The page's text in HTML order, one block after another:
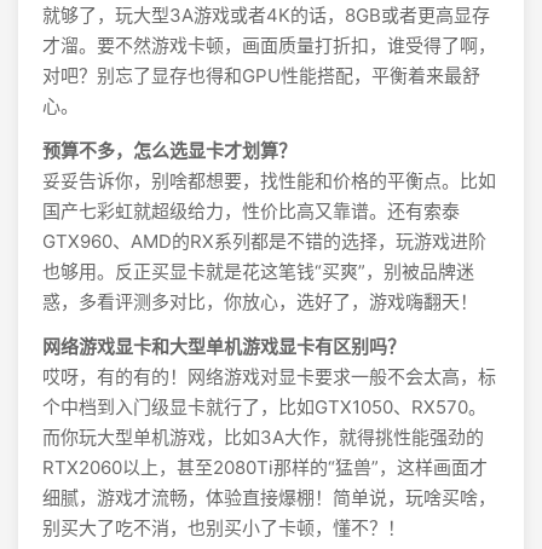
就够了，玩大型3A游戏或者4K的话，8GB或者更高显存
才溜。要不然游戏卡顿，画面质量打折扣，谁受得了啊，
对吧？别忘了显存也得和GPU性能搭配，平衡着来最舒
心。
预算不多，怎么选显卡才划算？
妥妥告诉你，别啥都想要，找性能和价格的平衡点。比如
国产七彩虹就超级给力，性价比高又靠谱。还有索泰
GTX960、AMD的RX系列都是不错的选择，玩游戏进阶
也够用。反正买显卡就是花这笔钱“买爽”，别被品牌迷
惑，多看评测多对比，你放心，选好了，游戏嗨翻天！
网络游戏显卡和大型单机游戏显卡有区别吗？
哎呀，有的有的！网络游戏对显卡要求一般不会太高，标
个中档到入门级显卡就行了，比如GTX1050、RX570。
而你玩大型单机游戏，比如3A大作，就得挑性能强劲的
RTX2060以上，甚至2080Ti那样的“猛兽”，这样画面才
细腻，游戏才流畅，体验直接爆棚！简单说，玩啥买啥，
别买大了吃不消，也别买小了卡顿，懂不？！